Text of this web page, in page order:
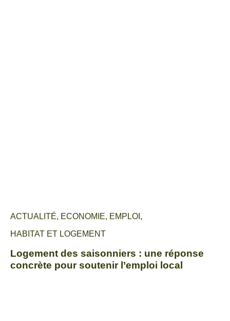
ACTUALITÉ, ECONOMIE, EMPLOI ,
HABITAT ET LOGEMENT
Logement des saisonniers : une réponse
concrète pour soutenir l’emploi local